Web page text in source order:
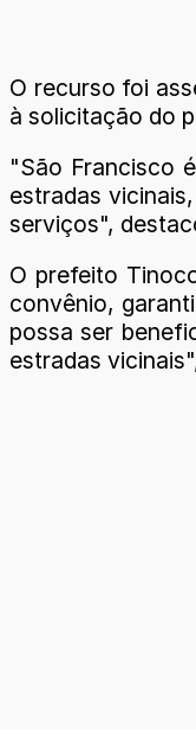
O recurso foi
à solicitação do
"São Francisco
estradas
serviços",
O prefeito
convênio,
possa ser
estradas